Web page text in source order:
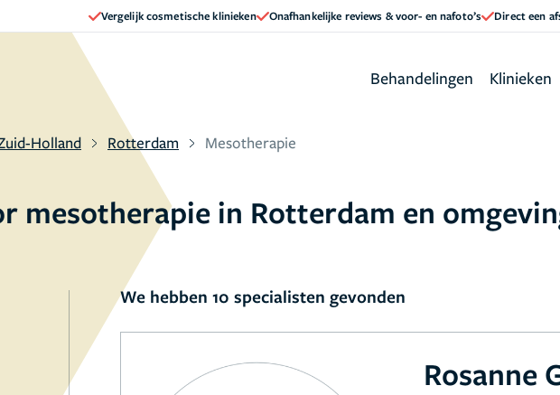
Vergelijk cosmetische klinieken Onafhankelijke reviews & voor- en nafoto’s Direct een
Behandelingen Klinieken
Holland Rotterdam Mesotherapie
mesotherapie in Rotterdam en
We hebben 10 specialisten gevonden
Rosanne